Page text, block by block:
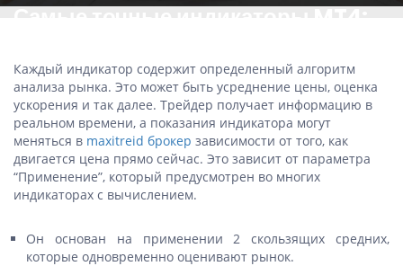
Самые точные индикаторы MT4:
Каждый индикатор содержит определенный алгоритм
анализа рынка. Это может быть усреднение цены, оценка
ускорения и так далее. Трейдер получает информацию в
реальном времени, а показания индикатора могут
меняться в maxitreid брокер зависимости от того, как
двигается цена прямо сейчас. Это зависит от параметра
“Применение”, который предусмотрен во многих
индикаторах с вычислением.
Он основан на применении 2 скользящих средних,
которые одновременно оценивают рынок.